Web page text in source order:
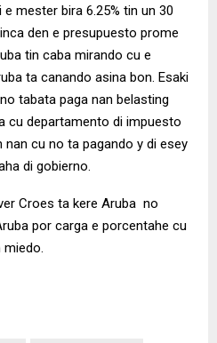
mester bira 6.25% tin un 30
den e presupuesto prome
tin caba mirando cu e
ta canando asina bon. Esaki
tabata paga nan belasting
cu departamento di impuesto
cu no ta pagando y di esey
di gobierno.
Croes ta kere Aruba no
por carga e porcentahe cu
miedo.